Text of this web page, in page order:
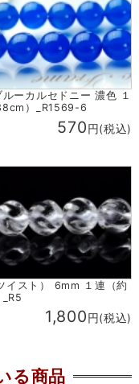
ーカルセドニー 濃色 １
）_R1569-6
570円(税込)
イスト） 6mm １連（約
1,800円(税込)
る商品